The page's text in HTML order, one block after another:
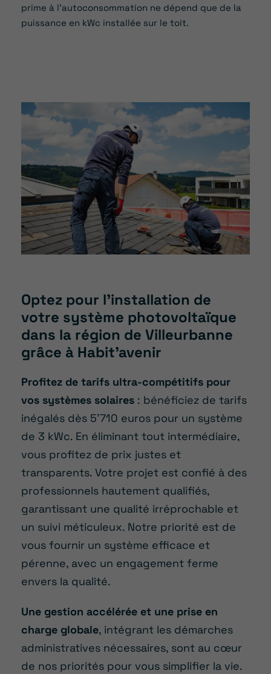
prime à l’autoconsommation ne dépend que de la
puissance en kWc installée sur le toit.
Optez pour l’installation de
votre système photovoltaïque
dans la région de Villeurbanne
grâce à Habit’avenir
Profitez de tarifs ultra-compétitifs pour
vos systèmes solaires : bénéficiez de tarifs
inégalés dès 5’710 euros pour un système
de 3 kWc. En éliminant tout intermédiaire,
vous profitez de prix justes et
transparents. Votre projet est confié à des
professionnels hautement qualifiés,
garantissant une qualité irréprochable et
un suivi méticuleux. Notre priorité est de
vous fournir un système efficace et
pérenne, avec un engagement ferme
envers la qualité.
Une gestion accélérée et une prise en
charge globale, intégrant les démarches
administratives nécessaires, sont au cœur
de nos priorités pour vous simplifier la vie.